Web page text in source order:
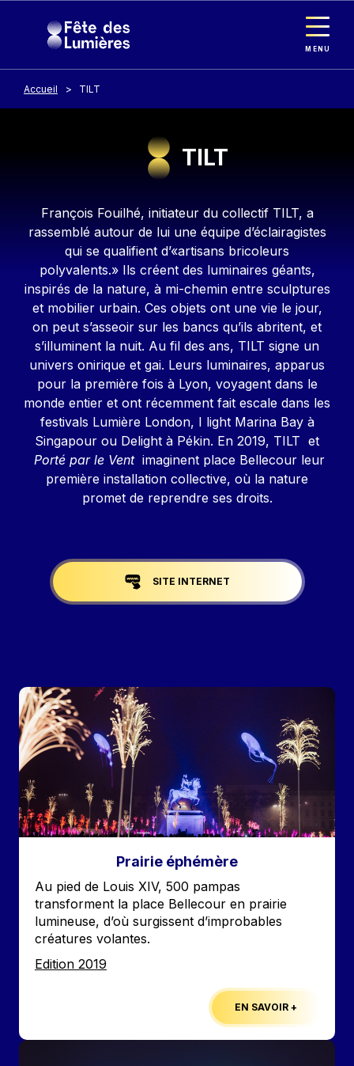
MENU
Accueil TILT
TILT
Contenu
François Fouilhé, initiateur du collectif TILT, a
rassemblé autour de lui une équipe d’éclairagistes
qui se qualifient d’«artisans bricoleurs
polyvalents.» Ils créent des luminaires géants,
inspirés de la nature, à mi-chemin entre sculptures
et mobilier urbain. Ces objets ont une vie le jour,
on peut s’asseoir sur les bancs qu’ils abritent, et
s’illuminent la nuit. Au fil des ans, TILT signe un
univers onirique et gai. Leurs luminaires, apparus
pour la première fois à Lyon, voyagent dans le
monde entier et ont récemment fait escale dans les
festivals Lumière London, I light Marina Bay à
Singapour ou Delight à Pékin. En 2019, TILT et
Porté par le Ventimaginent place Bellecour leur
première installation collective, où la nature
promet de reprendre ses droits.
Liens réseaux
SITE INTERNET
Image
Prairie éphémère
Accroche
Au pied de Louis XIV, 500 pampas
transforment la place Bellecour en prairie
lumineuse, d’où surgissent d’improbables
créatures volantes.
Edition
Edition 2019
EN SAVOIR +
Image